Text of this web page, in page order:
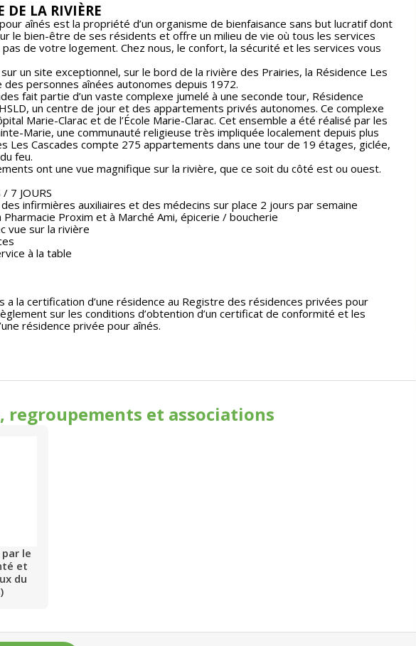
DE LA RIVIÈRE
aînés est la propriété d’un organisme de bienfaisance sans but lucratif dont
le bien-être de ses résidents et offre un milieu de vie où tous les services
de votre logement. Chez nous, le confort, la sécurité et les services vous
un site exceptionnel, sur le bord de la rivière des Prairies, la Résidence Les
des personnes aînées autonomes depuis 1972.
fait partie d’un vaste complexe jumelé à une seconde tour, Résidence
un centre de jour et des appartements privés autonomes. Ce complexe
Marie-Clarac et de l’École Marie-Clarac. Cet ensemble a été réalisé par les
Marie, une communauté religieuse très impliquée localement depuis plus
Les Cascades compte 275 appartements dans une tour de 19 étages, giclée,
feu.
ont une vue magnifique sur la rivière, que ce soit du côté est ou ouest.
/ 7 JOURS
des infirmières auxiliaires et des médecins sur place 2 jours par semaine
Pharmacie Proxim et à Marché Ami, épicerie / boucherie
vue sur la rivière
à la table
a la certification d’une résidence au Registre des résidences privées pour
sur les conditions d’obtention d’un certificat de conformité et les
résidence privée pour aînés.
regroupements et associations
le
et
du